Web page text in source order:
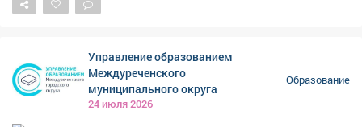
прошлого года. К настоящему моменту: - ЕВРАЗ
металлургии СибГИУ. - СибПСК поставила
лабораторное оборудование для Архитектурно-
строительного института; - СГМК поставит технику
Управление образованием
Междуреченского
муниципального округа
24 июля 2026
Образование